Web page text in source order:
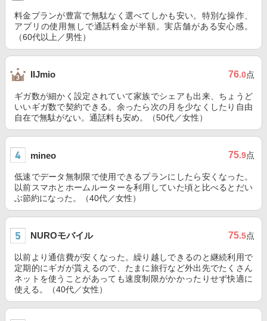
料金プランが豊富で無駄なく選べてしかも安い。特別な操作、
アプリの使用無しで通話料金が半額。実店舗がある安心感。
（60代以上／男性）
IIJmio 76.0点
ギガ数が細かく設定されていて家族でシェアも出来、ちょうど
いいギガ数で契約できる。余ったら次の月を少なくしたり自由
自在で無駄がない。通話料も安め。（50代／女性）
mineo 75.9点
低速でデータ無制限で使用できるプランにしたら安くなった。
以前スマホとホームルーターを利用していた頃と比べるとだい
ぶ節約になった。（40代／女性）
NUROモバイル 75.5点
以前より通信費が安くなった。繰り越しできるのと継続利用で
定期的にギガが貰えるので、たまに旅行など外出先でたくさん
ネットを使うことがあっても速度制限がかかったりせず快適に
使える。（40代／女性）